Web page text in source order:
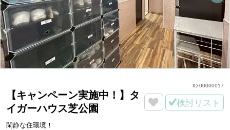
【キャンペーン実施中！】タ
イガーハウス芝公園
閑静な住環境！
検討リスト
ID:00000017